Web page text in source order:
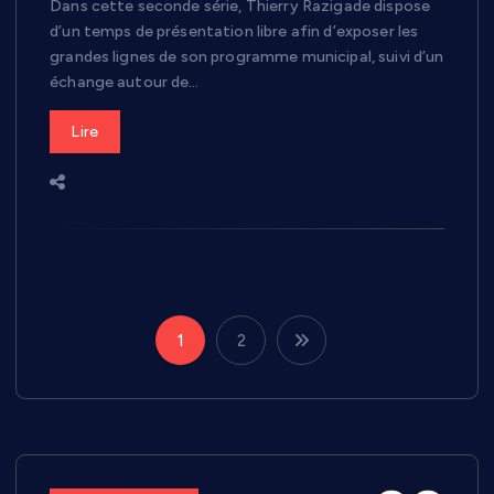
Dans cette seconde série, Thierry Razigade dispose
d’un temps de présentation libre afin d’exposer les
grandes lignes de son programme municipal, suivi d’un
échange autour de…
Lire
P
g
1 2